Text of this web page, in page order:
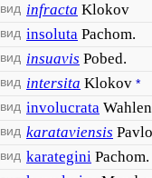
вид infracta Klokov
вид insoluta Pachom.
вид insuavis Pobed.
вид intersita Klokov *
вид involucrata
вид karataviensis
вид karategini